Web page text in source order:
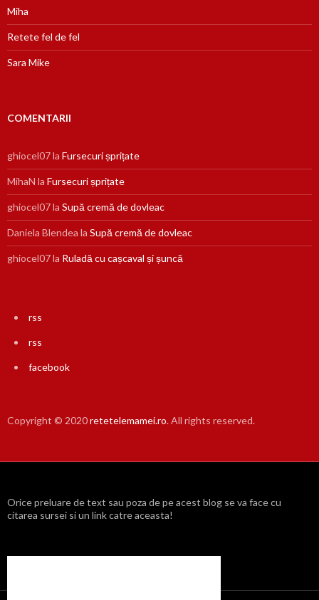
Miha
Retete fel de fel
Sara Mike
COMENTARII
ghiocel07la Fursecuri șprițate
MihaN la Fursecuri șprițate
ghiocel07la Supă cremă de dovleac
Daniela Blendea la Supă cremă de dovleac
ghiocel07la Ruladă cu cașcaval și șuncă
rss
rss
facebook
Copyright © 2020retetelemamei.ro. All rights reserved.
Orice preluare de text sau poza de pe acest blog se va face cu
citarea sursei si un link catre aceasta!